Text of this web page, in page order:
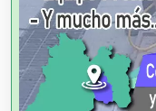
Albercas